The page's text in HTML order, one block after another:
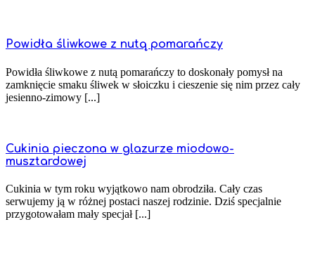
Powidła śliwkowe z nutą pomarańczy
Powidła śliwkowe z nutą pomarańczy to doskonały pomysł na
zamknięcie smaku śliwek w słoiczku i cieszenie się nim przez cały
jesienno-zimowy [...]
Cukinia pieczona w glazurze miodowo-
musztardowej
Cukinia w tym roku wyjątkowo nam obrodziła. Cały czas
serwujemy ją w różnej postaci naszej rodzinie. Dziś specjalnie
przygotowałam mały specjał [...]